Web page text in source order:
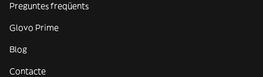
Preguntes freqüents
Glovo Prime
Blog
Contacte